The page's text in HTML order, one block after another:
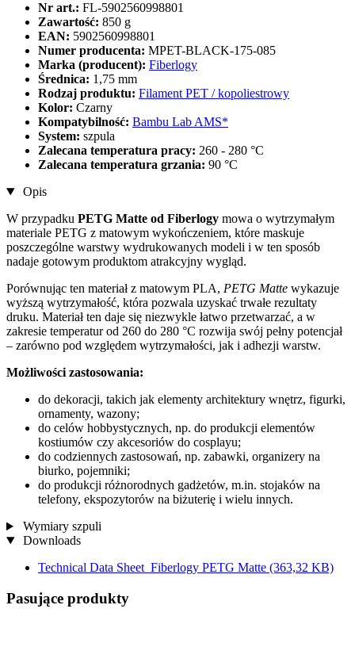
Nr art.: FL-5902560998801
Zawartość: 850 g
EAN: 5902560998801
Numer producenta: MPET-BLACK-175-085
Marka (producent): Fiberlogy
Średnica: 1,75 mm
Rodzaj produktu: Filament PET / kopoliestrowy
Kolor: Czarny
Kompatybilność: Bambu Lab AMS*
System: szpula
Zalecana temperatura pracy: 260 - 280 °C
Zalecana temperatura grzania: 90 °C
Opis
W przypadku PETG Matte od Fiberlogy mowa o wytrzymałym
materiale PETG z matowym wykończeniem, które maskuje
poszczególne warstwy wydrukowanych modeli i w ten sposób
nadaje gotowym produktom atrakcyjny wygląd.
Porównując ten materiał z matowym PLA, PETG Matte wykazuje
wyższą wytrzymałość, która pozwala uzyskać trwałe rezultaty
druku. Materiał ten daje się niezwykle łatwo przetwarzać, a w
zakresie temperatur od 260 do 280 °C rozwija swój pełny potencjał
– zarówno pod względem wytrzymałości, jak i adhezji warstw.
Możliwości zastosowania:
do dekoracji, takich jak elementy architektury wnętrz, figurki,
ornamenty, wazony;
do celów hobbystycznych, np. do produkcji elementów
kostiumów czy akcesoriów do cosplayu;
do codziennych zastosowań, np. zabawki, organizery na
biurko, pojemniki;
do produkcji różnorodnych gadżetów, m.in. stojaków na
telefony, ekspozytorów na biżuterię i wielu innych.
Wymiary szpuli
Downloads
Technical Data Sheet_Fiberlogy PETG Matte (363,32 KB)
Pasujące produkty